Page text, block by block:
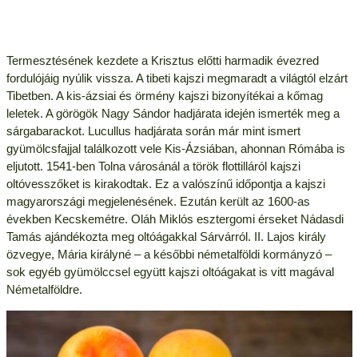
Termesztésének kezdete a Krisztus előtti harmadik évezred
fordulójáig nyúlik vissza. A tibeti kajszi megmaradt a világtól elzárt
Tibetben. A kis-ázsiai és örmény kajszi bizonyítékai a kőmag
leletek. A görögök Nagy Sándor hadjárata idején ismerték meg a
sárgabarackot. Lucullus hadjárata során már mint ismert
gyümölcsfajjal találkozott vele Kis-Ázsiában, ahonnan Rómába is
eljutott. 1541-ben Tolna városánál a török flottilláról kajszi
oltóvesszőket is kirakodtak. Ez a valószínű időpontja a kajszi
magyarországi megjelenésének. Ezután került az 1600-as
években Kecskemétre. Oláh Miklós esztergomi érseket Nádasdi
Tamás ajándékozta meg oltóágakkal Sárvárról. II. Lajos király
özvegye, Mária királyné – a későbbi németalföldi kormányzó –
sok egyéb gyümölccsel együtt kajszi oltóágakat is vitt magával
Németalföldre.